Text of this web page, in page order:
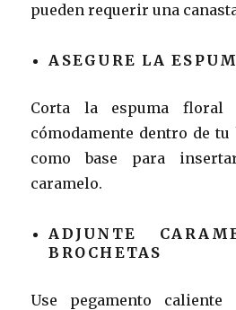
pueden requerir una
ASEGURE LA
Corta la espuma floral
cómodamente dentro de
como base para
caramelo.
ADJUNTE
BROCHETAS
Use pegamento